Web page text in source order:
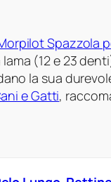
Spazzola
(12 e 23
la sua
e Gatti,